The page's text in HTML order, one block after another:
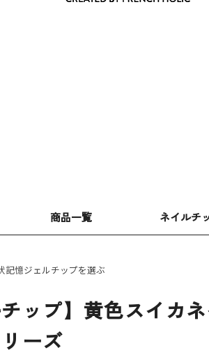
商品一覧 ネイルチ
記憶ジェルチップを選ぶ
チップ】黄色スイカ
ーズ